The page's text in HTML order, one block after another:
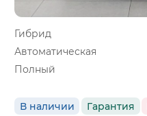
Гибрид
Автоматическая
Полный
В наличии Гарантия